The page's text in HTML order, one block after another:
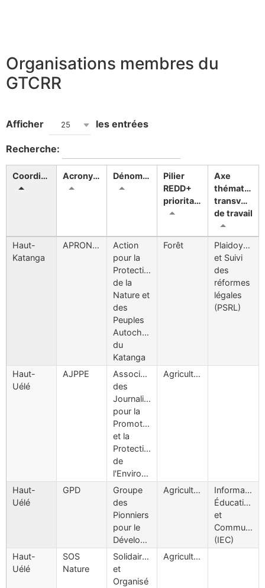
Organisations membres du
GTCRR
Afficher 25 les entrées
Recherche:
Coordination Acronyme Dénomination
Pilier
REDD+
prioritaire
Axe
thématique
transversal
de travail
Haut-
Katanga
APRONAPAKAT
Action
pour la
Protection
de la
Nature et
des
Peuples
Autochtones
du
Katanga
Forêt
Plaidoyers
et Suivi
des
réformes
légales
(PSRL)
Haut-
Uélé
AJPPE
Association
des
Journalistes
pour la
Promotion
et la
Protection
de
l'Environnement
Agriculture
Haut-
Uélé
GPD
Groupe
des
Pionniers
pour le
Développement
Agriculture
Information
Éducation
et
(IEC)
Haut-
Uélé
SOS
Nature
Solidaires
et
Organisé
Agriculture